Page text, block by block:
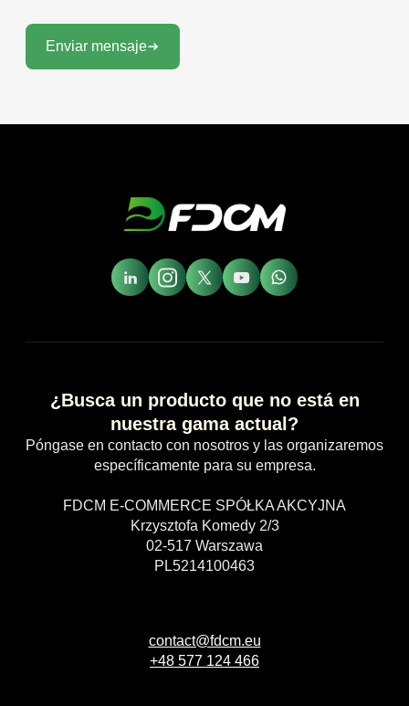
Enviar mensaje
¿Busca un producto que no está en
nuestra gama actual?
Póngase en contacto con nosotros y las organizaremos
específicamente para su empresa.
FDCM E-COMMERCE SPÓŁKA AKCYJNA
Krzysztofa Komedy 2/3
02-517 Warszawa
PL5214100463
contact@fdcm.eu
+48 577 124 466